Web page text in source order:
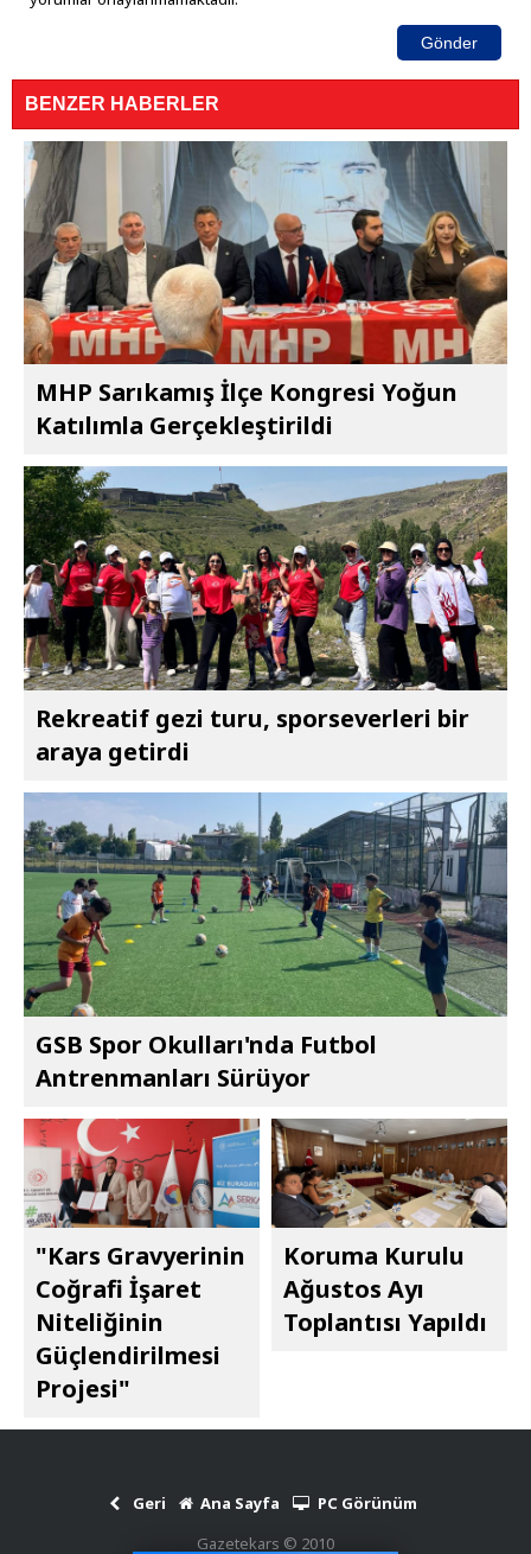
Gönder
BENZER HABERLER
MHP Sarıkamış İlçe Kongresi Yoğun
Katılımla Gerçekleştirildi
Rekreatif gezi turu, sporseverleri bir
araya getirdi
GSB Spor Okulları'nda Futbol
Antrenmanları Sürüyor
"Kars Gravyerinin
Coğrafi İşaret
Niteliğinin
Güçlendirilmesi
Projesi"
Koruma Kurulu
Ağustos Ayı
Toplantısı Yapıldı
Geri Ana Sayfa
PC Görünüm
Gazetekars © 2010